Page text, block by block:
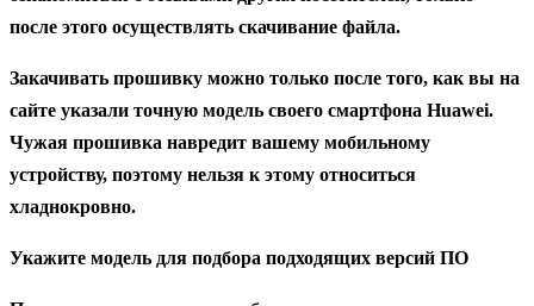
после этого осуществлять скачивание файла.
Закачивать прошивку можно только после того, как вы на
сайте указали точную модель своего смартфона Huawei.
Чужая прошивка навредит вашему мобильному
устройству, поэтому нельзя к этому относиться
хладнокровно.
Укажите модель для подбора подходящих версий ПО